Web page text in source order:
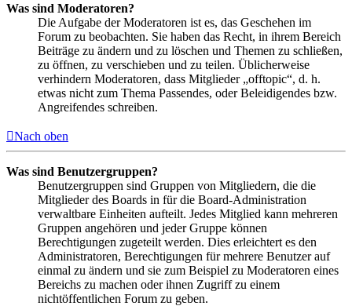
Was sind Moderatoren?
Die Aufgabe der Moderatoren ist es, das Geschehen im
Forum zu beobachten. Sie haben das Recht, in ihrem Bereich
Beiträge zu ändern und zu löschen und Themen zu schließen,
zu öffnen, zu verschieben und zu teilen. Üblicherweise
verhindern Moderatoren, dass Mitglieder „offtopic“, d. h.
etwas nicht zum Thema Passendes, oder Beleidigendes bzw.
Angreifendes schreiben.
Nach oben
Was sind Benutzergruppen?
Benutzergruppen sind Gruppen von Mitgliedern, die die
Mitglieder des Boards in für die Board-Administration
verwaltbare Einheiten aufteilt. Jedes Mitglied kann mehreren
Gruppen angehören und jeder Gruppe können
Berechtigungen zugeteilt werden. Dies erleichtert es den
Administratoren, Berechtigungen für mehrere Benutzer auf
einmal zu ändern und sie zum Beispiel zu Moderatoren eines
Bereichs zu machen oder ihnen Zugriff zu einem
nichtöffentlichen Forum zu geben.